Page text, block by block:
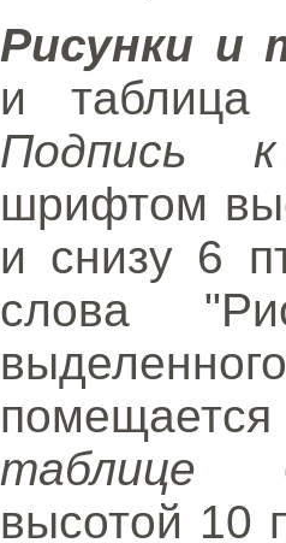
Рисунки и
и таблица
Подпись
шрифтом
и снизу 6
слова
таблице
высотой 10